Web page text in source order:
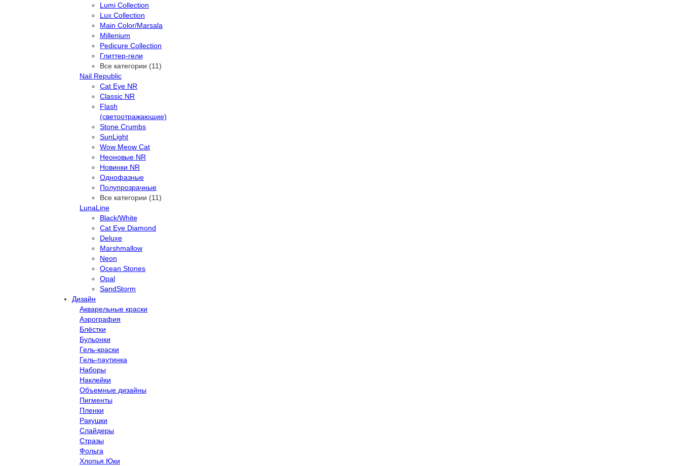
Lumi Collection
Lux Collection
Main Color/Marsala
Millenium
Pedicure Collection
Глиттер-гели
Все категории (11)
Nail Republic
Cat Eye NR
Classic NR
Flash
(светоотражающие)
Stone Crumbs
SunLight
Wow Meow Cat
Неоновые NR
Новинки NR
Однофазные
Полупрозрачные
Все категории (11)
LunaLine
Black/White
Cat Eye Diamond
Deluxe
Marshmallow
Neon
Ocean Stones
Opal
SandStorm
Дизайн
Акварельные краски
Аэрография
Блёстки
Бульонки
Гель-краски
Гель-паутинка
Наборы
Наклейки
Объемные дизайны
Пигменты
Пленки
Ракушки
Слайдеры
Стразы
Фольга
Хлопья Юки